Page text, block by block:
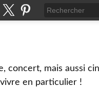
concert, mais aussi
en particulier !